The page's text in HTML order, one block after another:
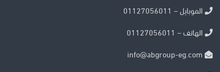
الموبايل – 01127056011
الهاتف – 01127056011
info@abgroup-eg.com